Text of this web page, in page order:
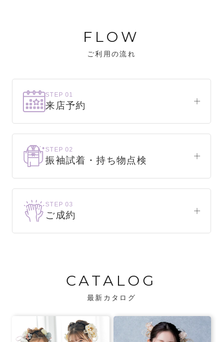
FLOW
ご利用の流れ
STEP 01
来店予約
まずはお気軽にご来店ください。
STEP 02
振袖試着・持ち物点検
お気に入りの振袖が見つかるまで、何着でも
試着できます。
・振袖コンシェルジュが、振袖に合う小物や
バッグでお嬢様らしいコーディネートをご
STEP 03
ご成約
CATALOG
最新カタログ